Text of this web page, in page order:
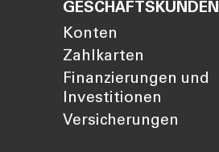
GESCHÄFTSKUNDEN
Konten
Zahlkarten
Finanzierungen und
Investitionen
Versicherungen